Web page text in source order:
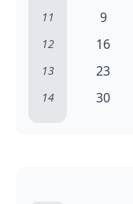
11 9
12 16
13 23
14 30